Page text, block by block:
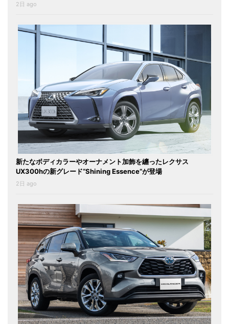
2日 ago
新たなボディカラーやオーナメント加飾を纏ったレクサス
UX300hの新グレード“Shining Essence”が登場
2日 ago